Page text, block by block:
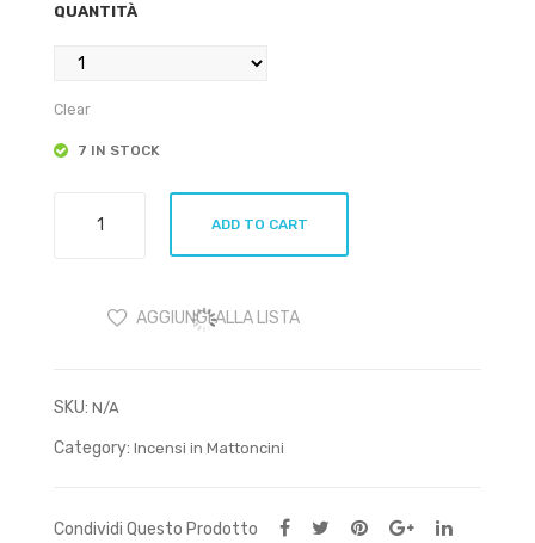
QUANTITÀ
Clear
7 IN STOCK
Incense
quantity
ADD TO CART
AGGIUNGI ALLA LISTA
SKU: N/A
Category: Incensi in Mattoncini
Condividi Questo Prodotto